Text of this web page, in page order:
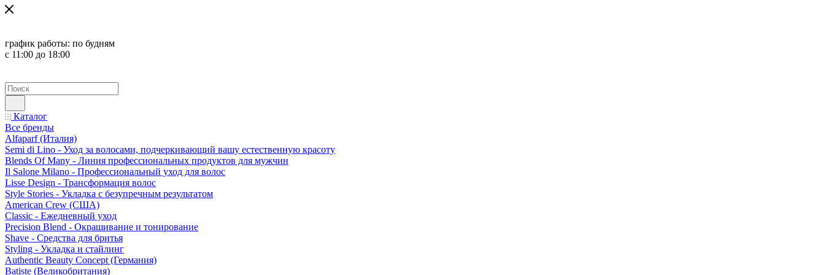
график работы: по будням
с 11:00 до 18:00
Каталог
Все бренды
Alfaparf (Италия)
Semi di Lino - Уход за волосами, подчеркивающий вашу естественную красоту
Blends Of Many - Линия профессиональных продуктов для мужчин
Il Salone Milano - Профессиональный уход для волос
Lisse Design - Трансформация волос
Style Stories - Укладка с безупречным результатом
American Crew (США)
Classic - Ежедневный уход
Precision Blend - Окрашивание и тонирование
Shave - Средства для бритья
Styling - Укладка и стайлинг
Authentic Beauty Concept (Германия)
Batiste (Великобритания)